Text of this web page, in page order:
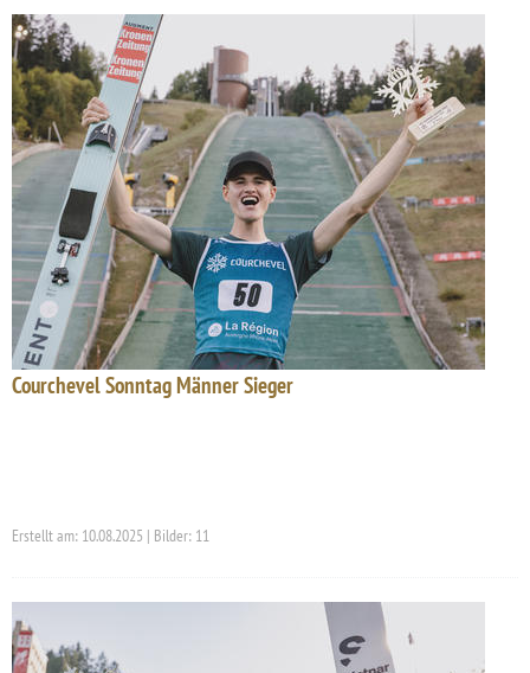
Courchevel Sonntag Männer Sieger
Erstellt am: 10.08.2025 | Bilder: 11